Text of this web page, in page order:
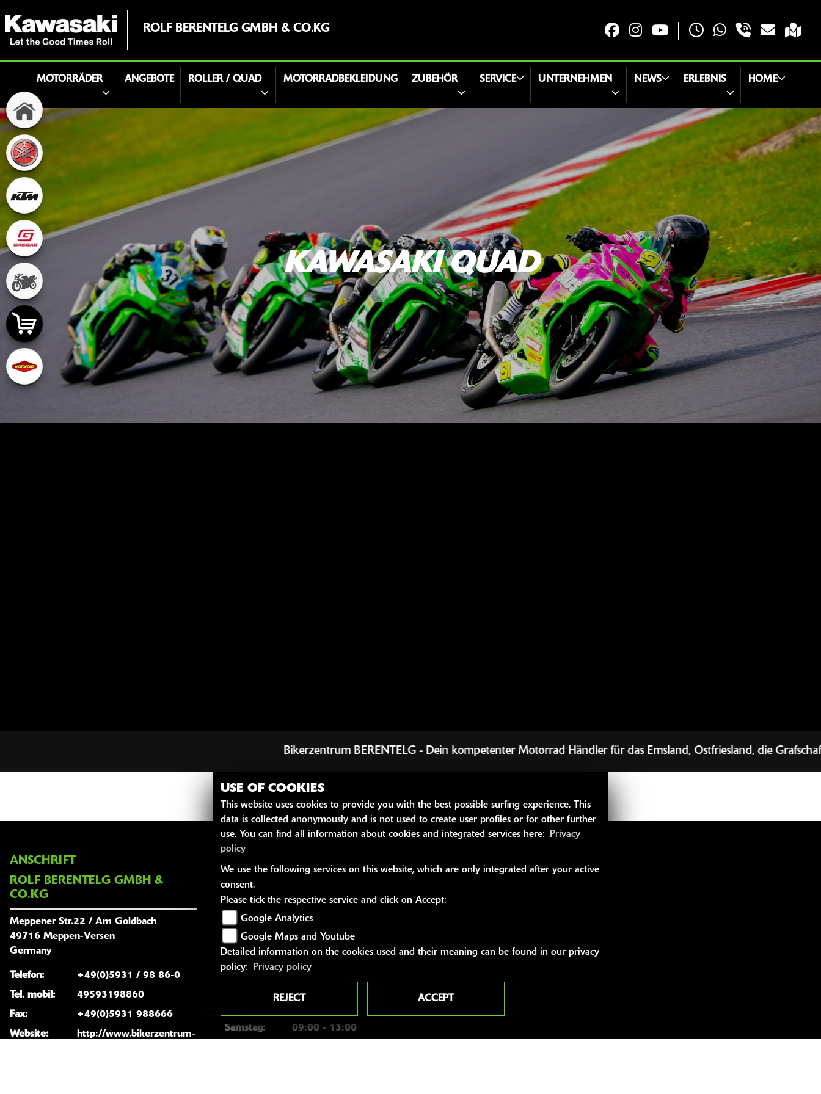
ROLF BERENTELG GMBH & CO.KG
MOTORRÄDER ANGEBOTE ROLLER / QUAD MOTORRADBEKLEIDUNG ZUBEHÖR SERVICE UNTERNEHMEN NEWS ERLEBNIS HOME
KAWASAKI QUAD
Bikerzentrum BERENTELG - Dein kompetenter Motorrad Händler für das Emsland, Ostfriesland, die Grafschaft,
ANSCHRIFT
ROLF BERENTELG GMBH &
CO.KG
Meppener Str.22 / Am Goldbach
49716 Meppen-Versen
Germany
Telefon:
+49(0)5931 / 98 86-0
Tel. mobil:
49593198860
Fax:
+49(0)5931 988666
Website:
http://www.bikerzentrum-
Öffnungszeiten Fahrzeugverkauf
+ Bekleidungs-Shop
Montag:
09:00 - 13:00 und 14:00 - 18:00
Dienstag:
09:00 - 13:00 und 14:00 - 18:00
Mittwoch:
09:00 - 13:00 und 14:00 - 18:00
Samstag:
09:00 - 13:00
Kawasaki Merchandise
USE OF COOKIES
This website uses cookies to provide you with the best possible surfing experience. This
data is collected anonymously and is not used to create user profiles or for other further
use. You can find all information about cookies and integrated services here:
Privacy
policy
We use the following services on this website, which are only integrated after your active
consent.
Please tick the respective service and click on Accept:
Google Analytics
Google Maps and Youtube
Detailed information on the cookies used and their meaning can be found in our privacy
policy:
Privacy policy
REJECT ACCEPT